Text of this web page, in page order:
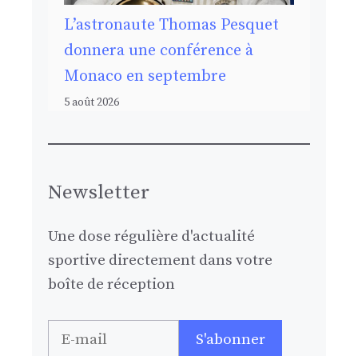
L’astronaute Thomas Pesquet
donnera une conférence à
Monaco en septembre
5 août 2026
Newsletter
Une dose régulière d'actualité
sportive directement dans votre
boîte de réception